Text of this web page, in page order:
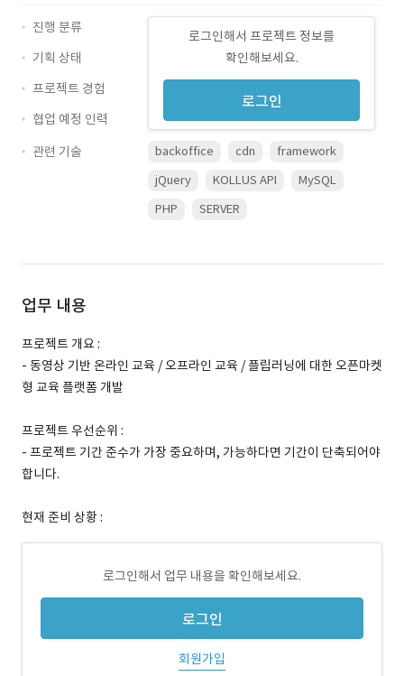
로그인해서 프로젝트 정보를
확인해보세요.
로그인
진행 분류
기획 상태
프로젝트 경험
협업 예정 인력
관련 기술
backoffice cdn
framework
jQuery
KOLLUS API
MySQL
PHP
SERVER
업무 내용
프로젝트 개요 :
- 동영상 기반 온라인 교육 / 오프라인 교육 / 플립러닝에 대한 오픈마켓
형 교육 플랫폼 개발
프로젝트 우선순위 :
- 프로젝트 기간 준수가 가장 중요하며, 가능하다면 기간이 단축되어야
합니다.
현재 준비 상황 :
로그인해서 업무 내용을 확인해보세요.
로그인
회원가입